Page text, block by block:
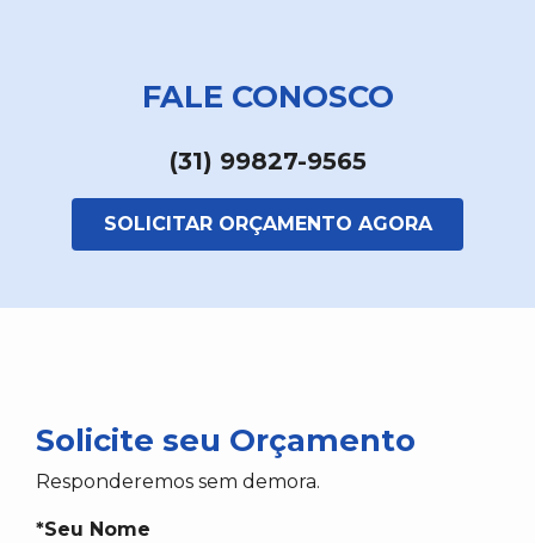
FALE CONOSCO
(31) 99827-9565
SOLICITAR ORÇAMENTO AGORA
Solicite seu Orçamento
Responderemos sem demora.
*Seu Nome